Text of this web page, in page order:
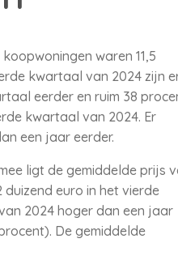
waren 11,5
kwartaal van 2024 zijn
eerder en ruim 38
kwartaal van 2024. Er
een jaar eerder.
ligt de gemiddelde prijs
euro in het vierde
2024 hoger dan een jaar
De gemiddelde